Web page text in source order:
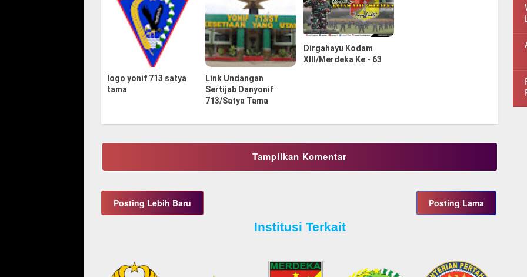
logo yonif 713 satya
tama
Link Undangan
Sertijab Danyonif
713/Satya Tama
Dirgahayu Kodam
XIII/Merdeka Ke - 63
Tampilkan Komentar
Posting Lebih Baru Posting Lama
Institusi Terkait